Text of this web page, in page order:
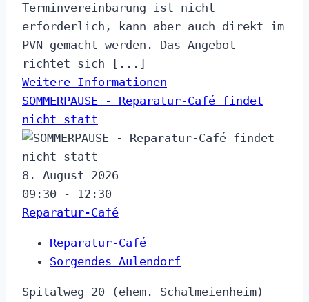
Terminvereinbarung ist nicht
erforderlich, kann aber auch direkt im
PVN gemacht werden. Das Angebot
richtet sich [...]
Weitere Informationen
SOMMERPAUSE - Reparatur-Café findet
nicht statt
8. August 2026
09:30 - 12:30
Reparatur-Café
Reparatur-Café
Sorgendes Aulendorf
Spitalweg 20 (ehem. Schalmeienheim)